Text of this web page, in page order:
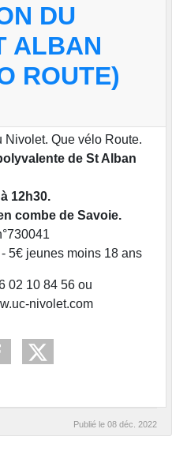
DU
ALBAN
ROUTE)
Que vélo Route.
de St Alban
12h30.
combe de Savoie.
5€ jeunes moins 18 ans
02 10 84 56 ou
nivolet.com
Publié le 08 déc. 2022